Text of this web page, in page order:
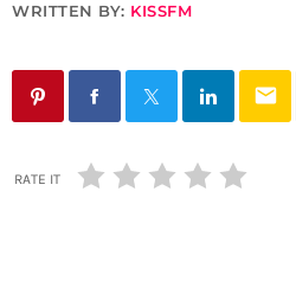
WRITTEN BY: KISSFM
email
RATE IT